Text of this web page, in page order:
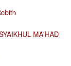
MA'HAD